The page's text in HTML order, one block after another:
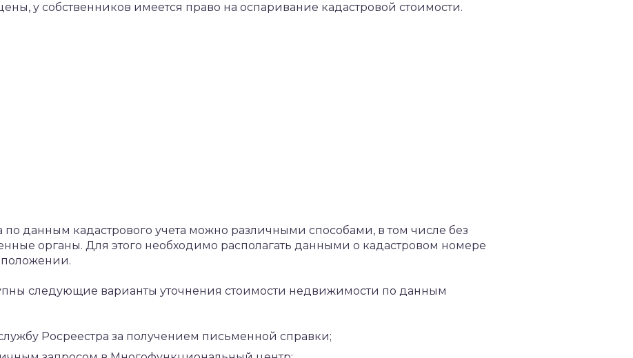
у собственников имеется право на оспаривание кадастровой стоимости.
по данным кадастрового учета можно различными способами, в том числе без
органы. Для этого необходимо располагать данными о кадастровом номере
следующие варианты уточнения стоимости недвижимости по данным
Росреестра за получением письменной справки;